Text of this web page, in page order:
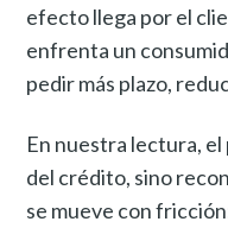
efecto llega por el
enfrenta un
pedir más plazo,
En nuestra lectura, el
del crédito, sino
se mueve con